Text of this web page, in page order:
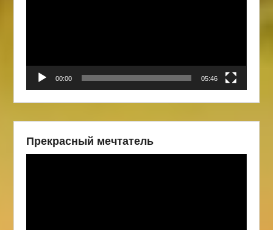
00:00 05:46
Прекрасный мечтатель